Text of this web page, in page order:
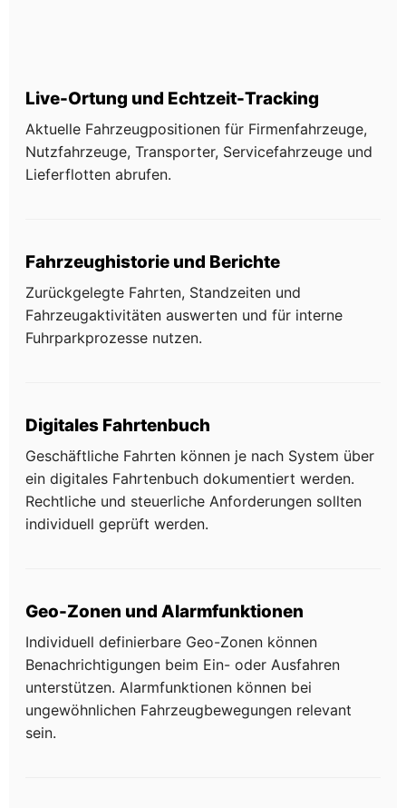
Live-Ortung und Echtzeit-Tracking
Aktuelle Fahrzeugpositionen für Firmenfahrzeuge,
Nutzfahrzeuge, Transporter, Servicefahrzeuge und
Lieferflotten abrufen.
Fahrzeughistorie und Berichte
Zurückgelegte Fahrten, Standzeiten und
Fahrzeugaktivitäten auswerten und für interne
Fuhrparkprozesse nutzen.
Digitales Fahrtenbuch
Geschäftliche Fahrten können je nach System über
ein digitales Fahrtenbuch dokumentiert werden.
Rechtliche und steuerliche Anforderungen sollten
individuell geprüft werden.
Geo-Zonen und Alarmfunktionen
Individuell definierbare Geo-Zonen können
Benachrichtigungen beim Ein- oder Ausfahren
unterstützen. Alarmfunktionen können bei
ungewöhnlichen Fahrzeugbewegungen relevant
sein.